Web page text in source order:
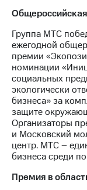
Группа МТС
ежегодной
премии
номинации
социальных
экологически
бизнеса» за
защите
Организаторы
и Московский
центр. МТС –
бизнеса среди
Премия в